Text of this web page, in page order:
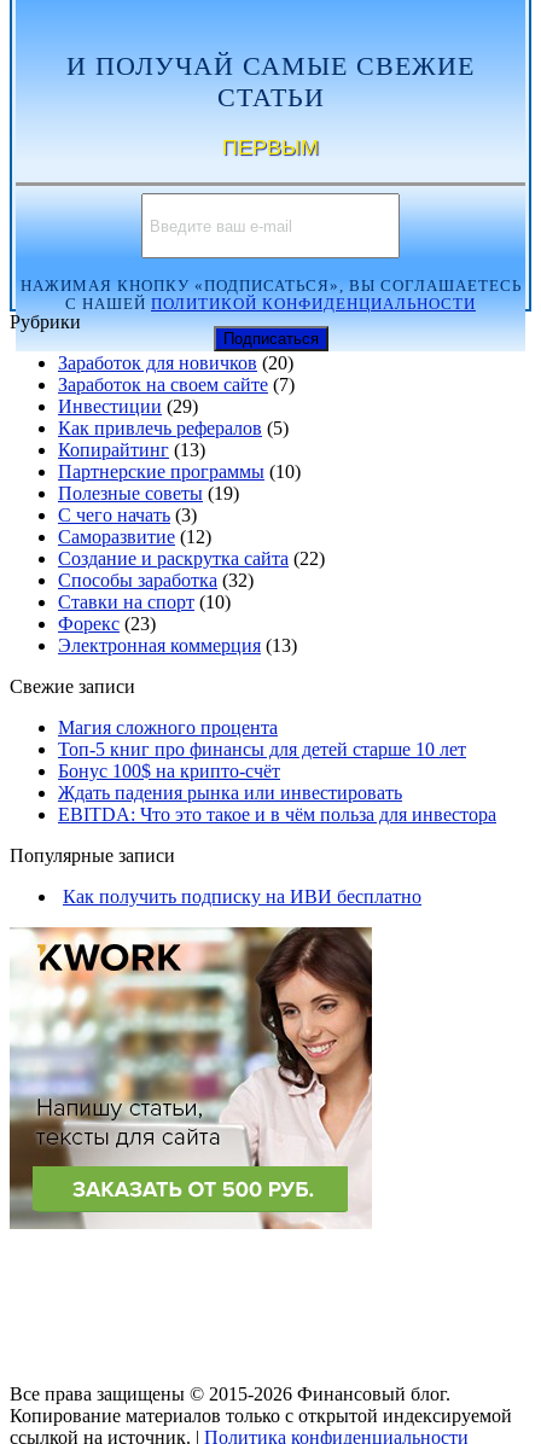
И ПОЛУЧАЙ САМЫЕ СВЕЖИЕ
СТАТЬИ
ПЕРВЫМ
НАЖИМАЯ КНОПКУ «ПОДПИСАТЬСЯ», ВЫ СОГЛАШАЕТЕСЬ
С НАШЕЙ ПОЛИТИКОЙ КОНФИДЕНЦИАЛЬНОСТИ
Рубрики
Заработок для новичков (20)
Заработок на своем сайте (7)
Инвестиции (29)
Как привлечь рефералов (5)
Копирайтинг (13)
Партнерские программы (10)
Полезные советы (19)
С чего начать (3)
Саморазвитие (12)
Создание и раскрутка сайта (22)
Способы заработка (32)
Ставки на спорт (10)
Форекс (23)
Электронная коммерция (13)
Свежие записи
Магия сложного процента
Топ-5 книг про финансы для детей старше 10 лет
Бонус 100$ на крипто-счёт
​Ждать падения рынка или инвестировать
​EBITDA: Что это такое и в чём польза для инвестора
Популярные записи
Как получить подписку на ИВИ бесплатно
Все права защищены © 2015-2026 Финансовый блог.
Копирование материалов только с открытой индексируемой
ссылкой на источник. | Политика конфиденциальности